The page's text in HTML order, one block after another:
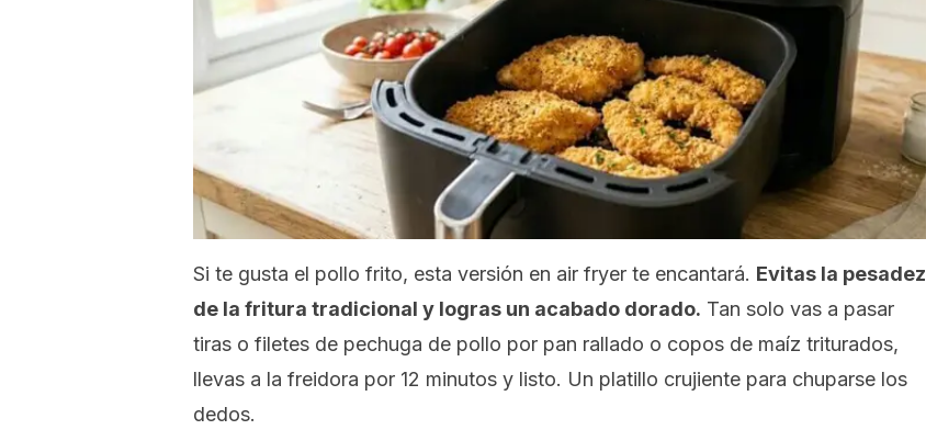
Si te gusta el pollo frito, esta versión en air fryer te encantará. Evitas la pesadez
de la fritura tradicional y logras un acabado dorado. Tan solo vas a pasar
tiras o filetes de pechuga de pollo por pan rallado o copos de maíz triturados,
llevas a la freidora por 12 minutos y listo. Un platillo crujiente para chuparse los
dedos.